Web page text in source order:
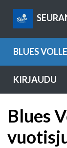
BLUES
KIRJAUDU
Blues